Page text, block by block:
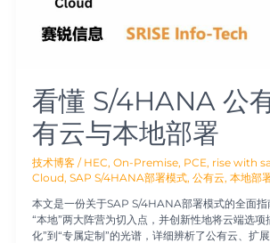
看懂 S/4HANA 公
有云与本地部署
技术博客 / HEC,On-Premise, PCE, rise with
Cloud,SAP S/4HANA部署模式,公有云,本地部
本文是一份关于SAP S/4HANA部署模式的全面指
“本地”两大阵营为切入点，并创新性地将云端选项
化”到“专属定制”的光谱，详细辨析了公有云、扩
部